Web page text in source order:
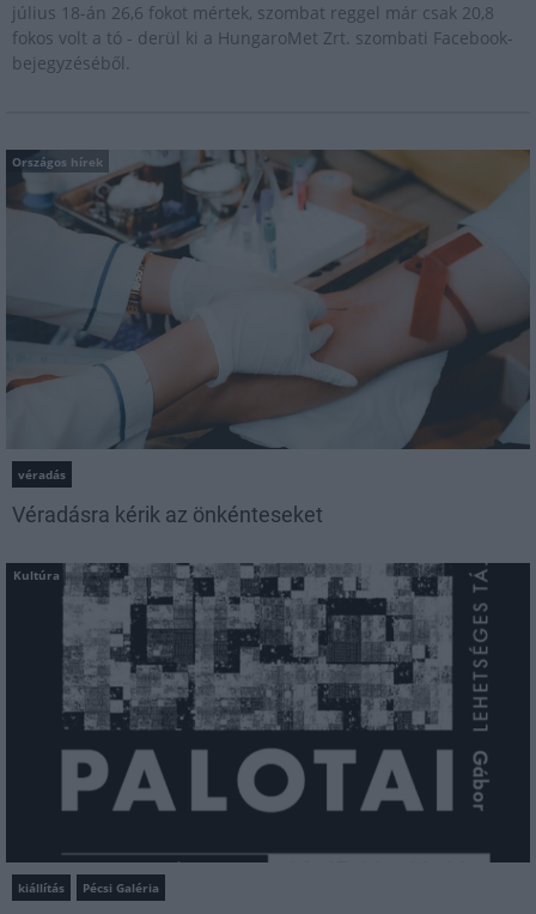
július 18-án 26,6 fokot mértek, szombat reggel már csak 20,8
fokos volt a tó - derül ki a HungaroMet Zrt. szombati Facebook-
bejegyzéséből.
Országos hírek
véradás
Véradásra kérik az önkénteseket
Kultúra
kiállítás Pécsi Galéria